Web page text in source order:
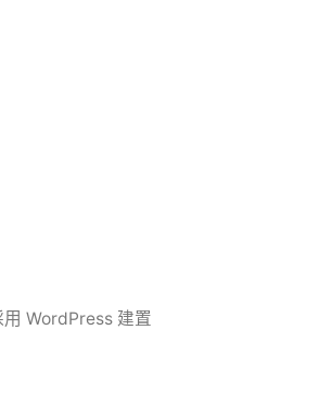
用 WordPress 建置